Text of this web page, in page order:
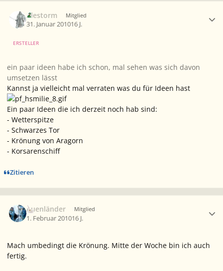
Alestorm Mitglied
31. Januar 201016 J.
ERSTELLER
ein paar ideen habe ich schon, mal sehen was sich davon
umsetzen lässt
Kannst ja vielleicht mal verraten was du für Ideen hast
Ein paar Ideen die ich derzeit noch hab sind:
- Wetterspitze
- Schwarzes Tor
- Krönung von Aragorn
- Korsarenschiff
Zitieren
Auenländer Mitglied
1. Februar 201016 J.
Mach umbedingt die Krönung. Mitte der Woche bin ich auch
fertig.